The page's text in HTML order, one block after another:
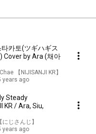
카토(ツギハギス
Cover by Ara (채아
【NIJISANJI KR】
years ago
Steady
KR / Ara, Siu,
【にじさんじ】
years ago